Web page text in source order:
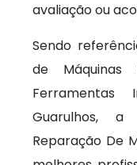
avaliação ou
Sendo
de Máquinas
Ferramentas
Guarulhos,
Reparação De